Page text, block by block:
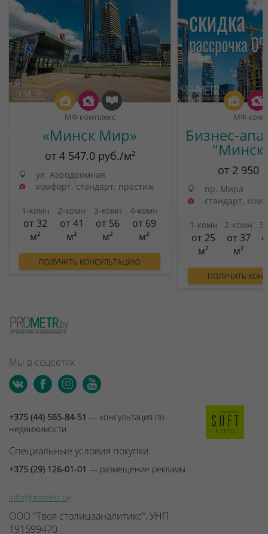
МФ комплекс
«Минск Мир»
от 4 547.0 руб./м²
ул. Аэродромная
комфорт, стандарт, престиж
1-комн
от 32
м²
2-комн
от 41
м²
3-комн
от 56
м²
4-комн
от 69
м²
ПОЛУЧИТЬ КОНСУЛЬТАЦИЮ
МФ
Бизнес-
от 2 950
пр. Мира
стандарт,
1-комн
от 25
м²
2-комн
от 37
м²
ПОЛУЧИТЬ
Мы в соцсетях
+375 (44) 565-84-51 — консультация по
недвижимости
Специальные условия покупки
+375 (29) 126-01-01 — размещение рекламы
info@prometr.by
ООО "Твоя столицааналитикс", УНП
191599470